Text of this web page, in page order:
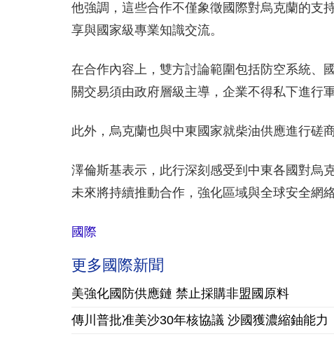
他強調，這些合作不僅象徵國際對烏克蘭的支
享與國家級專業知識交流。
在合作內容上，雙方討論範圍包括防空系統、
關交易須由政府層級主導，企業不得私下進行軍
此外，烏克蘭也與中東國家就柴油供應進行磋
澤倫斯基表示，此行深刻感受到中東各國對烏
未來將持續推動合作，強化區域與全球安全網
國際
更多國際新聞
美強化國防供應鏈 禁止採購非盟國原料
傳川普批准美沙30年核協議 沙國獲濃縮鈾能力